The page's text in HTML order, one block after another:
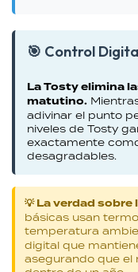
🎯 Control
La Tosty elimina
matutino.
adivinar el punto
niveles de Tosty
exactamente
desagradables.
💡 La verdad
básicas usan
temperatura
digital que
asegurando que el